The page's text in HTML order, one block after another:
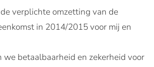
verplichte omzetting van de
in 2014/2015 voor mij en
we betaalbaarheid en zekerheid voor